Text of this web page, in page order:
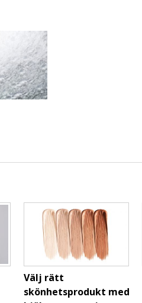
Välj rätt
skönhetsprodukt med